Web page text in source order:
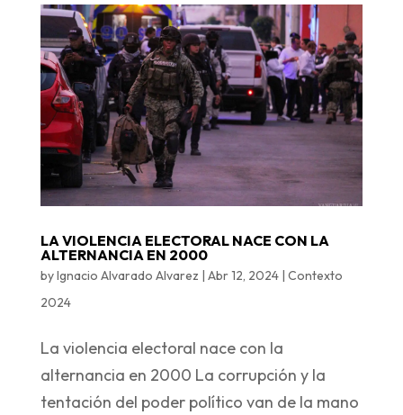
LA VIOLENCIA ELECTORAL NACE CON LA
ALTERNANCIA EN 2000
byIgnacio Alvarado Alvarez | Abr 12, 2024| Contexto
2024
La violencia electoral nace con la
alternancia en 2000 La corrupción y la
tentación del poder político van de la mano